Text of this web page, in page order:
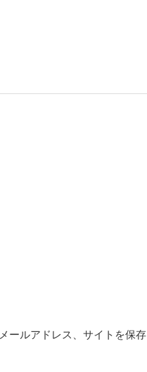
ールアドレス、サイトを保存